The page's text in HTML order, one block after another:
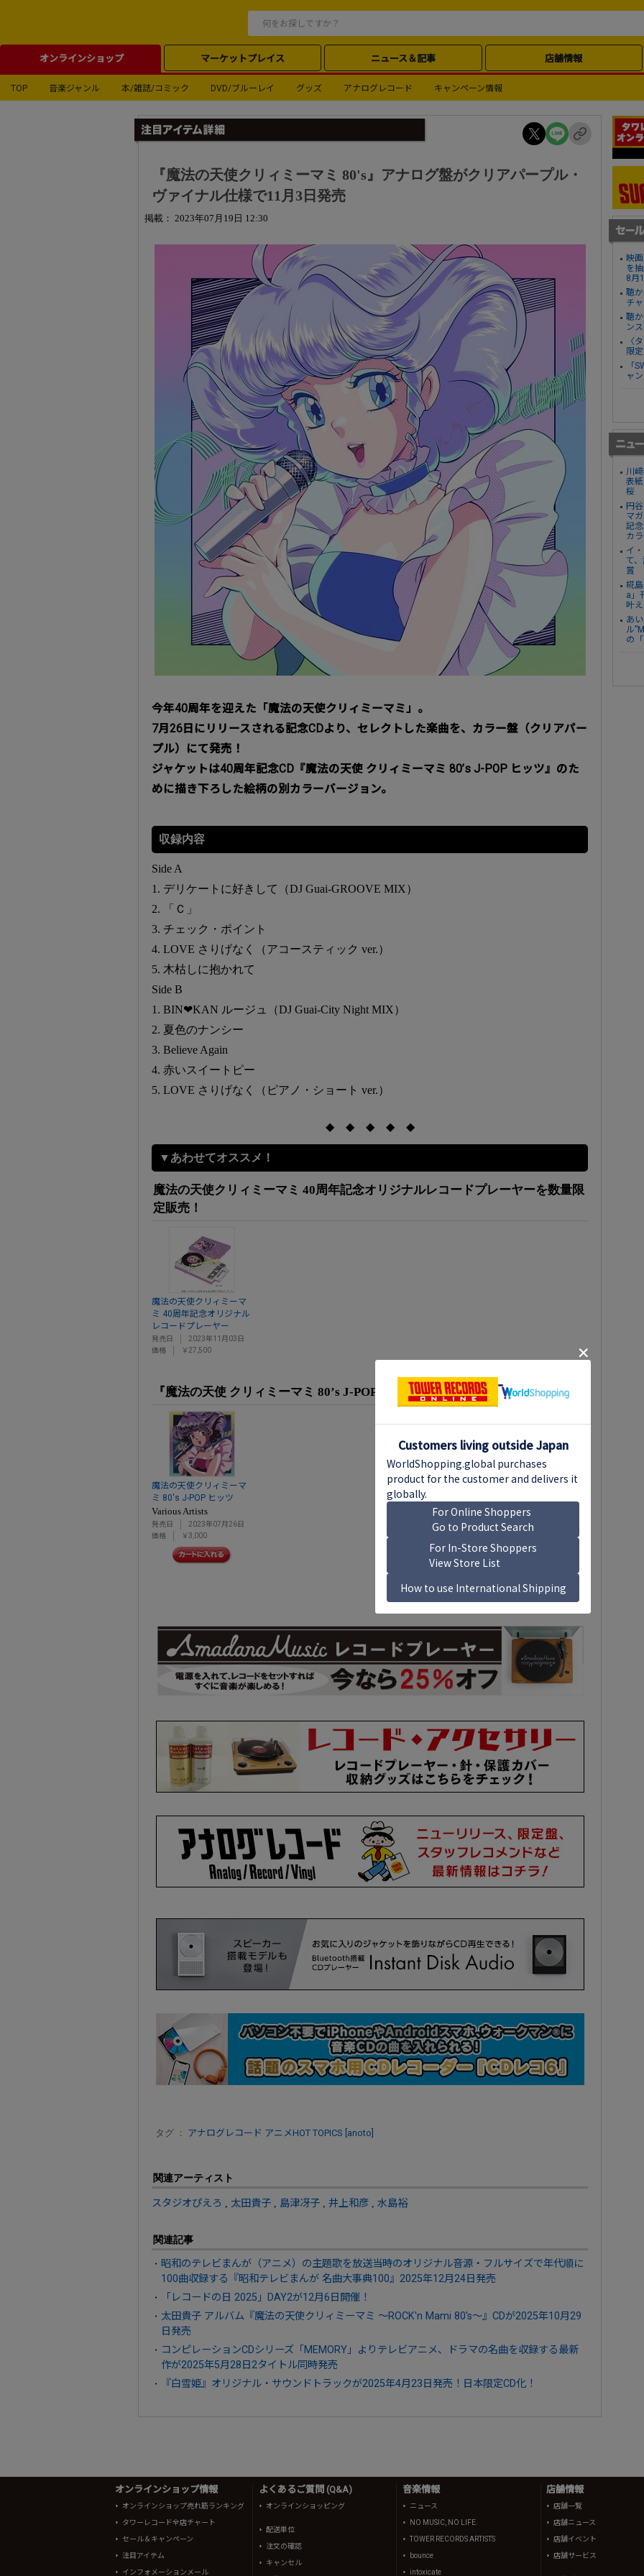
オンラインショップ マーケットプレイス ニュース＆記事 店舗情報
TOP 音楽ジャンル 本/雑誌/コミック DVD/ブルーレイ グッズ アナログレコード キャンペーン情報
『魔法の天使クリィミーマミ 80's』アナログ盤がクリアパープル・
ヴァイナル仕様で11月3日発売
掲載： 2023年07月19日 12:30
今年40周年を迎えた「魔法の天使クリィミーマミ」。
7月26日にリリースされる記念CDより、セレクトした楽曲を、カラー盤（クリアパー
プル）にて発売！
ジャケットは40周年記念CD『魔法の天使 クリィミーマミ 80’s J-POP ヒッツ』のた
めに描き下ろした絵柄の別カラーバージョン。
収録内容
Side A
1. デリケートに好きして（DJ Guai-GROOVE MIX）
2. 「Ｃ」
3. チェック・ポイント
4. LOVE さりげなく（アコースティック ver.）
5. 木枯しに抱かれて
Side B
1. BIN❤KAN ルージュ（DJ Guai-City Night MIX）
2. 夏色のナンシー
3. Believe Again
4. 赤いスイートピー
5. LOVE さりげなく（ピアノ・ショート ver.）
◆ ◆ ◆ ◆ ◆
▼あわせてオススメ！
魔法の天使クリィミーマミ 40周年記念オリジナルレコードプレーヤーを数量限
定販売！
魔法の天使クリィミーマ
ミ 40周年記念オリジナル
レコードプレーヤー
発売日
2023年11月03日
価格
￥27,500
『魔法の天使 クリィミーマミ 80’s J-POP ヒッツ』CDが好評発売中！
魔法の天使クリィミーマ
ミ 80's J-POP ヒッツ
Various Artists
発売日
2023年07月26日
価格
￥3,000
タグ ： アナログレコード アニメHOT TOPICS [anoto]
関連アーティスト
スタジオぴえろ , 太田貴子 , 島津冴子 , 井上和彦 , 水島裕
関連記事
昭和のテレビまんが（アニメ）の主題歌を放送当時のオリジナル音源・フルサイズで年代順に
100曲収録する『昭和テレビまんが 名曲大事典100』2025年12月24日発売
「レコードの日 2025」DAY2が12月6日開催！
太田貴子 アルバム『魔法の天使クリィミーマミ ～ROCK'n Mami 80's～』CDが2025年10月29
日発売
コンピレーションCDシリーズ「MEMORY」よりテレビアニメ、ドラマの名曲を収録する最新
作が2025年5月28日2タイトル同時発売
『白雪姫』オリジナル・サウンドトラックが2025年4月23日発売！日本限定CD化！
映
を
8月
聴
チ
聴
ン
〈
限
「
ャ
川
表
桜
円
マ
記
カ
イ
て
賞
椛
a」
叶
あ
ル
の
オンラインショップ情報
オンラインショップ売れ筋ランキング
タワーレコード全店チャート
セール＆キャンペーン
注目アイテム
インフォメーションメール
よくあるご質問 (Q&A)
オンラインショッピング
配送単位
注文の確認
キャンセル
音楽情報
ニュース
NO MUSIC, NO LIFE.
TOWER RECORDS ARTISTS
bounce
intoxicate
店舗情報
店舗一覧
店舗ニュース
店舗イベント
店舗サービス